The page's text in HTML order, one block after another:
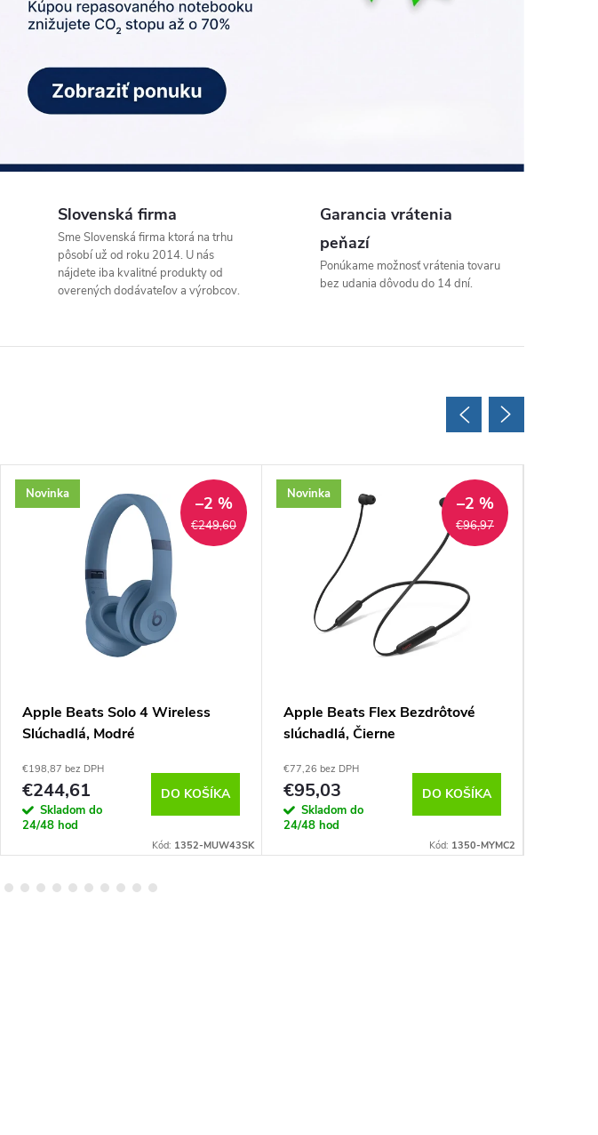
Slovenská firma
Sme Slovenská firma ktorá na trhu
pôsobí už od roku 2014. U nás
nájdete iba kvalitné produkty od
overených dodávateľov a výrobcov.
Garancia vrátenia
peňazí
Ponúkame možnosť vrátenia tovaru
bez udania dôvodu do 14 dní.
Novinka
€249,60
–2 %
Apple Beats Solo 4 Wireless
Slúchadlá, Modré
€198,87 bez DPH
€244,61
Skladom do
24/48 hod
DO KOŠÍKA
Kód: 1352-MUW43SK
Novinka
€96,97
–2 %
Apple Beats Flex Bezdrôtové
slúchadlá, Čierne
€77,26 bez DPH
€95,03
Skladom do
24/48 hod
DO KOŠÍKA
Kód: 1350-MYMC2